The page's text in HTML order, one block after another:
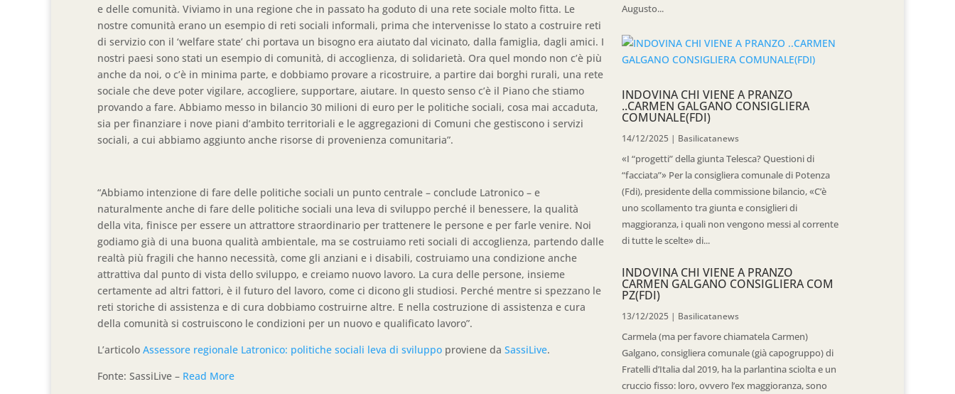
e delle comunità. Viviamo in una regione che in passato ha goduto di una rete sociale molto fitta. Le
nostre comunità erano un esempio di reti sociali informali, prima che intervenisse lo stato a costruire reti
di servizio con il ‘welfare state’ chi portava un bisogno era aiutato dal vicinato, dalla famiglia, dagli amici. I
nostri paesi sono stati un esempio di comunità, di accoglienza, di solidarietà. Ora quel mondo non c’è più
anche da noi, o c’è in minima parte, e dobbiamo provare a ricostruire, a partire dai borghi rurali, una rete
sociale che deve poter vigilare, accogliere, supportare, aiutare. In questo senso c’è il Piano che stiamo
provando a fare. Abbiamo messo in bilancio 30 milioni di euro per le politiche sociali, cosa mai accaduta,
sia per finanziare i nove piani d’ambito territoriali e le aggregazioni di Comuni che gestiscono i servizi
sociali, a cui abbiamo aggiunto anche risorse di provenienza comunitaria”.
“Abbiamo intenzione di fare delle politiche sociali un punto centrale – conclude Latronico – e
naturalmente anche di fare delle politiche sociali una leva di sviluppo perché il benessere, la qualità
della vita, finisce per essere un attrattore straordinario per trattenere le persone e per farle venire. Noi
godiamo già di una buona qualità ambientale, ma se costruiamo reti sociali di accoglienza, partendo dalle
realtà più fragili che hanno necessità, come gli anziani e i disabili, costruiamo una condizione anche
attrattiva dal punto di vista dello sviluppo, e creiamo nuovo lavoro. La cura delle persone, insieme
certamente ad altri fattori, è il futuro del lavoro, come ci dicono gli studiosi. Perché mentre si spezzano le
reti storiche di assistenza e di cura dobbiamo costruirne altre. E nella costruzione di assistenza e cura
della comunità si costruiscono le condizioni per un nuovo e qualificato lavoro”.
L’articolo Assessore regionale Latronico: politiche sociali leva di sviluppo proviene da SassiLive.
Fonte: SassiLive – Read More
Augusto...
INDOVINA CHI VIENE A PRANZO
..CARMEN GALGANO CONSIGLIERA
COMUNALE(FDI)
14/12/2025 | Basilicatanews
«I “progetti” della giunta Telesca? Questioni di
“facciata”» Per la consigliera comunale di Potenza
(Fdi), presidente della commissione bilancio, «C’è
uno scollamento tra giunta e consiglieri di
maggioranza, i quali non vengono messi al corrente
di tutte le scelte» di...
INDOVINA CHI VIENE A PRANZO
CARMEN GALGANO CONSIGLIERA COM
PZ(FDI)
13/12/2025 | Basilicatanews
Carmela (ma per favore chiamatela Carmen)
Galgano, consigliera comunale (già capogruppo) di
Fratelli d’Italia dal 2019, ha la parlantina sciolta e un
cruccio fisso: loro, ovvero l’ex maggioranza, sono